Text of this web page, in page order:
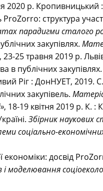
2020 р.
структура
парадигми сталого
закупівлях.
, 23-25 травня 2019 р.
в публічних закупівлях.
Ріг : ДонНУЕТ, 2019.
закупівель.
, 18-19 квітня 2019 р. К.
Збірник наукових
соціально-
досвід
і моделювання